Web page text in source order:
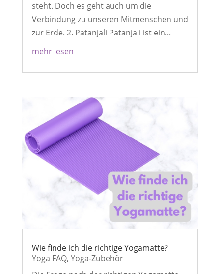
steht. Doch es geht auch um die
Verbindung zu unseren Mitmenschen und
zur Erde. 2. Patanjali Patanjali ist ein...
mehr lesen
Wie finde ich die richtige Yogamatte?
Yoga FAQ, Yoga-Zubehör